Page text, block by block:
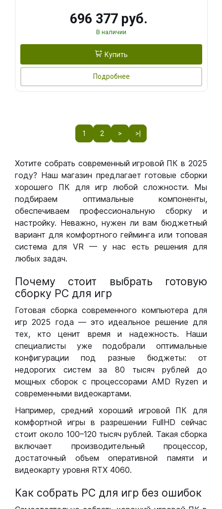
696 377 руб.
В наличии
Купить
Подробнее
1 2 > >|
Хотите собрать современный игровой ПК в 2025
году? Наш магазин предлагает готовые сборки
хорошего ПК для игр любой сложности. Мы
подбираем оптимальные компоненты,
обеспечиваем профессиональную сборку и
настройку. Неважно, нужен ли вам бюджетный
вариант для комфортного гейминга или топовая
система для VR — у нас есть решения для
любых задач.
Почему стоит выбрать готовую
сборку РС для игр
Готовая сборка современного компьютера для
игр 2025 года — это идеальное решение для
тех, кто ценит время и надежность. Наши
специалисты уже подобрали оптимальные
конфигурации под разные бюджеты: от
недорогих систем за 80 тысяч рублей до
мощных сборок с процессорами AMD Ryzen и
современными видеокартами.
Например, средний хороший игровой ПК для
комфортной игры в разрешении FullHD сейчас
стоит около 100–120 тысяч рублей. Такая сборка
включает производительный процессор,
достаточный объем оперативной памяти и
видеокарту уровня RTX 4060.
Как собрать РС для игр без ошибок